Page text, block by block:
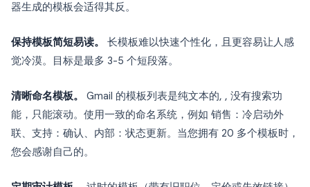
器生成的模板会适得其反。
保持模板简短易读。
长模板难以快速个性化，且更容易让人感
觉冷漠。目标是最多 3-5 个短段落。
清晰命名模板。
Gmail 的模板列表是纯文本的, , 没有搜索功
能，只能滚动。使用一致的命名系统，例如 销售：冷启动外
联、 支持：确认 、 内部：状态更新。当您拥有 20 多个模板时，
您会感谢自己的。